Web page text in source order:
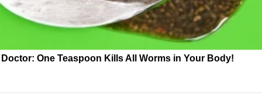
Doctor: One Teaspoon Kills All Worms in Your Body!